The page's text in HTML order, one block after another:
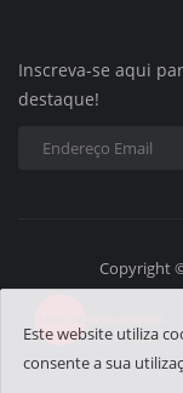
Inscreva-se aqui
destaque!
Copyright
Este website utiliza
consente a sua